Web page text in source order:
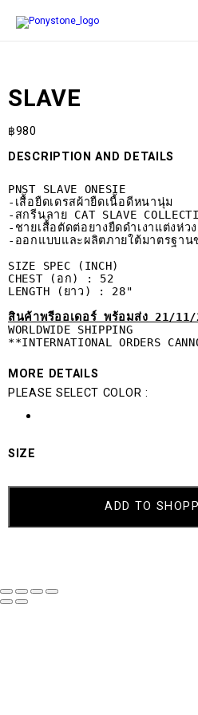
SLAVE
฿980
DESCRIPTION AND DETAILS
PNST SLAVE ONESIE
-เสื้อยืดเดรสผ้ายืดเนื้อดีหนานุ่ม
-สกรีนลาย CAT SLAVE
-ชายเสื้อตัดต่อยางยืดดำเงาแต่งห่ว
-ออกแบบและผลิตภายใต้มาตรฐานข
SIZE SPEC (INCH)
CHEST (อก) : 52
LENGTH (ยาว) : 28"
สินค้าพรีออเดอร์ พร้อมส่ง 21/11/
WORLDWIDE SHIPPING
**INTERNATIONAL ORDERS
MORE DETAILS
PLEASE SELECT COLOR :
SIZE
SLAVE
ADD TO